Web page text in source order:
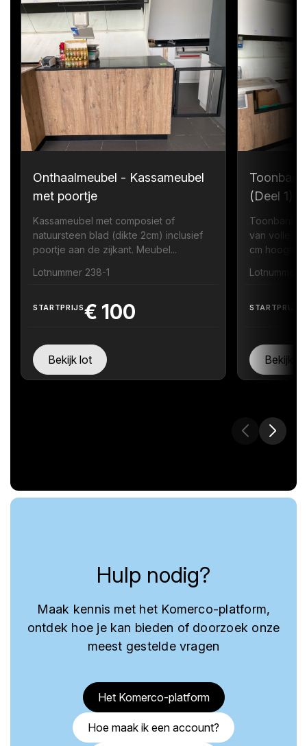
Onthaalmeubel - Kassameubel
met poortje
Kassameubel met composiet of
natuursteen blad (dikte 2cm) inclusief
poortje aan de zijkant. Meubel...
Lotnummer 238-1
STARTPRIJS€ 100
Bekijk lot
(Deel 1)
Toonbank
van
cm hoogte
Lotnummer
STARTPRIJS
Bekijk
Hulp nodig?
Maak kennis met het Komerco-platform,
ontdek hoe je kan bieden of doorzoek onze
meest gestelde vragen
Het Komerco-platform
Hoe maak ik een account?